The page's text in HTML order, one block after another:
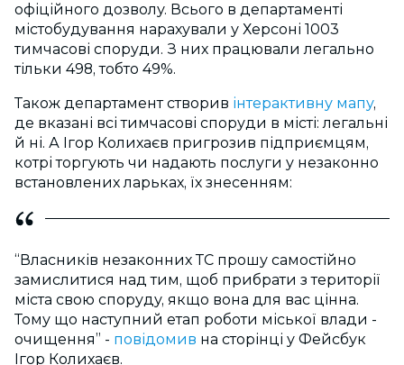
офіційного дозволу. Всього в департаменті
містобудування нарахували у Херсоні 1003
тимчасові споруди. З них працювали легально
тільки 498, тобто 49%.
Також департамент створив інтерактивну мапу,
де вказані всі тимчасові споруди в місті: легальні
й ні. А Ігор Колихаєв пригрозив підприємцям,
котрі торгують чи надають послуги у незаконно
встановлених ларьках, їх знесенням:
“Власників незаконних ТС прошу самостійно
замислитися над тим, щоб прибрати з території
міста свою споруду, якщо вона для вас цінна.
Тому що наступний етап роботи міської влади -
очищення” - повідомив на сторінці у Фейсбук
Ігор Колихаєв.